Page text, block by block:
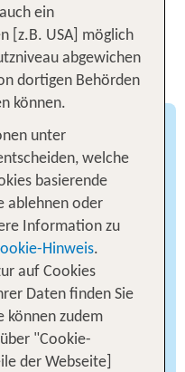
eine Japan
möchte,
der Kaiserstadt
Im Gegensatz zum
Kyoto
und die Kultur
residierte
Jahre in dieser
ein
[z.B. USA] möglich
abgewichen
dortigen Behörden
können.
unter
welche
basierende
ablehnen oder
Information zu
Hinweis.
auf Cookies
Daten finden Sie
können zudem
"Cookie-
der Webseite]